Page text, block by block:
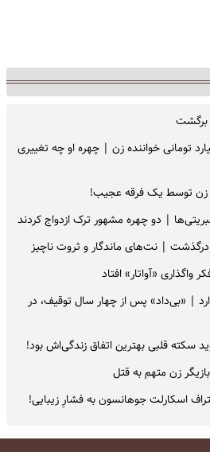
برگشت
عمل جراحی ۴۰ میلیارد تومانی خواننده زن | چهره او چه تغییری
زن توسط یک فرقه عجیب!
| دو چهره مشهور ترک ازدواج کردند
درگذشت | نت‌های ماندگار و ثروت ناچیز
| «بی‌داد» پس از چهار سال توقیف، در
سکته قلبی بهترین اتفاق زندگی‌اش بود!
زن متهم به قتل
اسکارلت جوهانسون به فشارِ زیبایی!